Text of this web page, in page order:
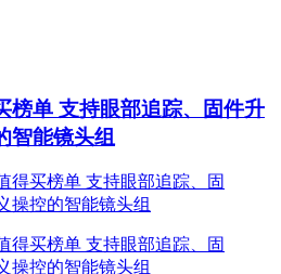
榜单 支持眼部追踪、固件升
智能镜头组